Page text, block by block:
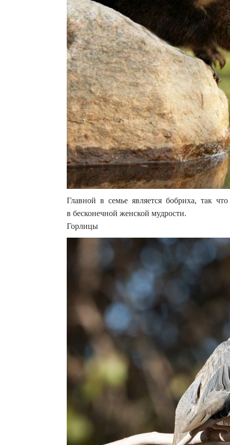
Главной в семье является бобриха, так
в бесконечной женской мудрости.
Горлицы